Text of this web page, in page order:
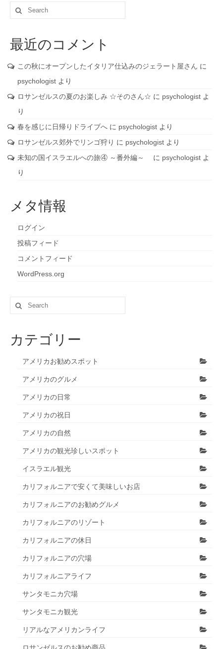
Search
for:
最近のコメント
この秋にオープンしたイタリア仕込みのジェラート屋さん に
psychologist より
ロサンゼルスの夏のお楽しみ ☆そのさん☆ に psychologist よ
り
春を感じに日帰りドライブへ に psychologist より
ロサンゼルス郊外でリンゴ狩り に psychologist より
未知の国イスラエルへの旅④ ～番外編～
に psychologist よ
り
メタ情報
ログイン
投稿フィード
コメントフィード
WordPress.org
Search
for:
カテゴリー
アメリカお勧めスポット
アメリカのグルメ
アメリカの日常
アメリカの祝日
アメリカの自然
アメリカの観光珍しいスポット
イスラエル観光
カリフォルニアで安くて美味しいお店
カリフォルニアのお勧めグルメ
カリフォルニアのリゾート
カリフォルニアの休日
カリフォルニアの穴場
カリフォルニアライフ
サンタモニカ穴場
サンタモニカ観光
リアルなアメリカンライフ